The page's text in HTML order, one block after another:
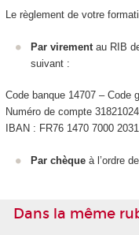
Le règlement de votre
Par virement au RIB
suivant :
Code banque 14707 – Code
Numéro de compte
IBAN : FR76 1470 7000
Par chèque à l’ordre
Dans la même